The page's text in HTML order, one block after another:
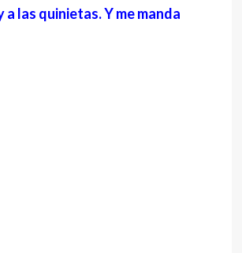
las quinietas. Y me manda